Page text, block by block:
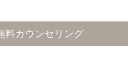
料カウンセリング